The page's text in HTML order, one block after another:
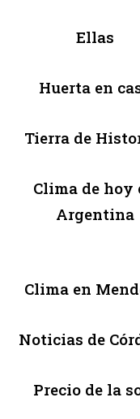
Ellas
Huerta en
Tierra de
Clima de hoy
Argentina
Clima en
Noticias de
Precio de la